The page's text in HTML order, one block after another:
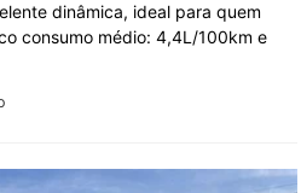
dinâmica, ideal para quem
consumo médio: 4,4L/100km e